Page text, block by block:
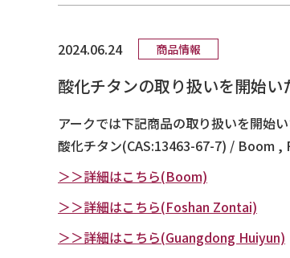
2024.06.24 商品情報
酸化チタンの取り扱いを開始い
アークでは下記商品の取り扱いを開始い
酸化チタン(CAS:13463-67-7) / Boom
＞＞詳細はこちら(Boom)
＞＞詳細はこちら(Foshan Zontai)
＞＞詳細はこちら(Guangdong Huiyun)